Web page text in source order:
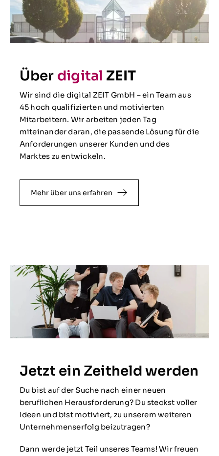
Über digital ZEIT
Wir sind die digital ZEIT GmbH – ein Team aus
45 hoch qualifizierten und motivierten
Mitarbeitern. Wir arbeiten jeden Tag
miteinander daran, die passende Lösung für die
Anforderungen unserer Kunden und des
Marktes zu entwickeln.
Mehr über uns erfahren
Jetzt ein Zeitheld werden
Du bist auf der Suche nach einer neuen
beruflichen Herausforderung? Du steckst voller
Ideen und bist motiviert, zu unserem weiteren
Unternehmenserfolg beizutragen?
Dann werde jetzt Teil unseres Teams! Wir freuen